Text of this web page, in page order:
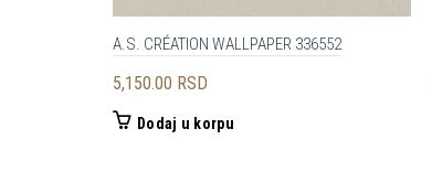
A.S. CRÉATION WALLPAPER 336552
5,150.00 RSD
Dodaj u korpu